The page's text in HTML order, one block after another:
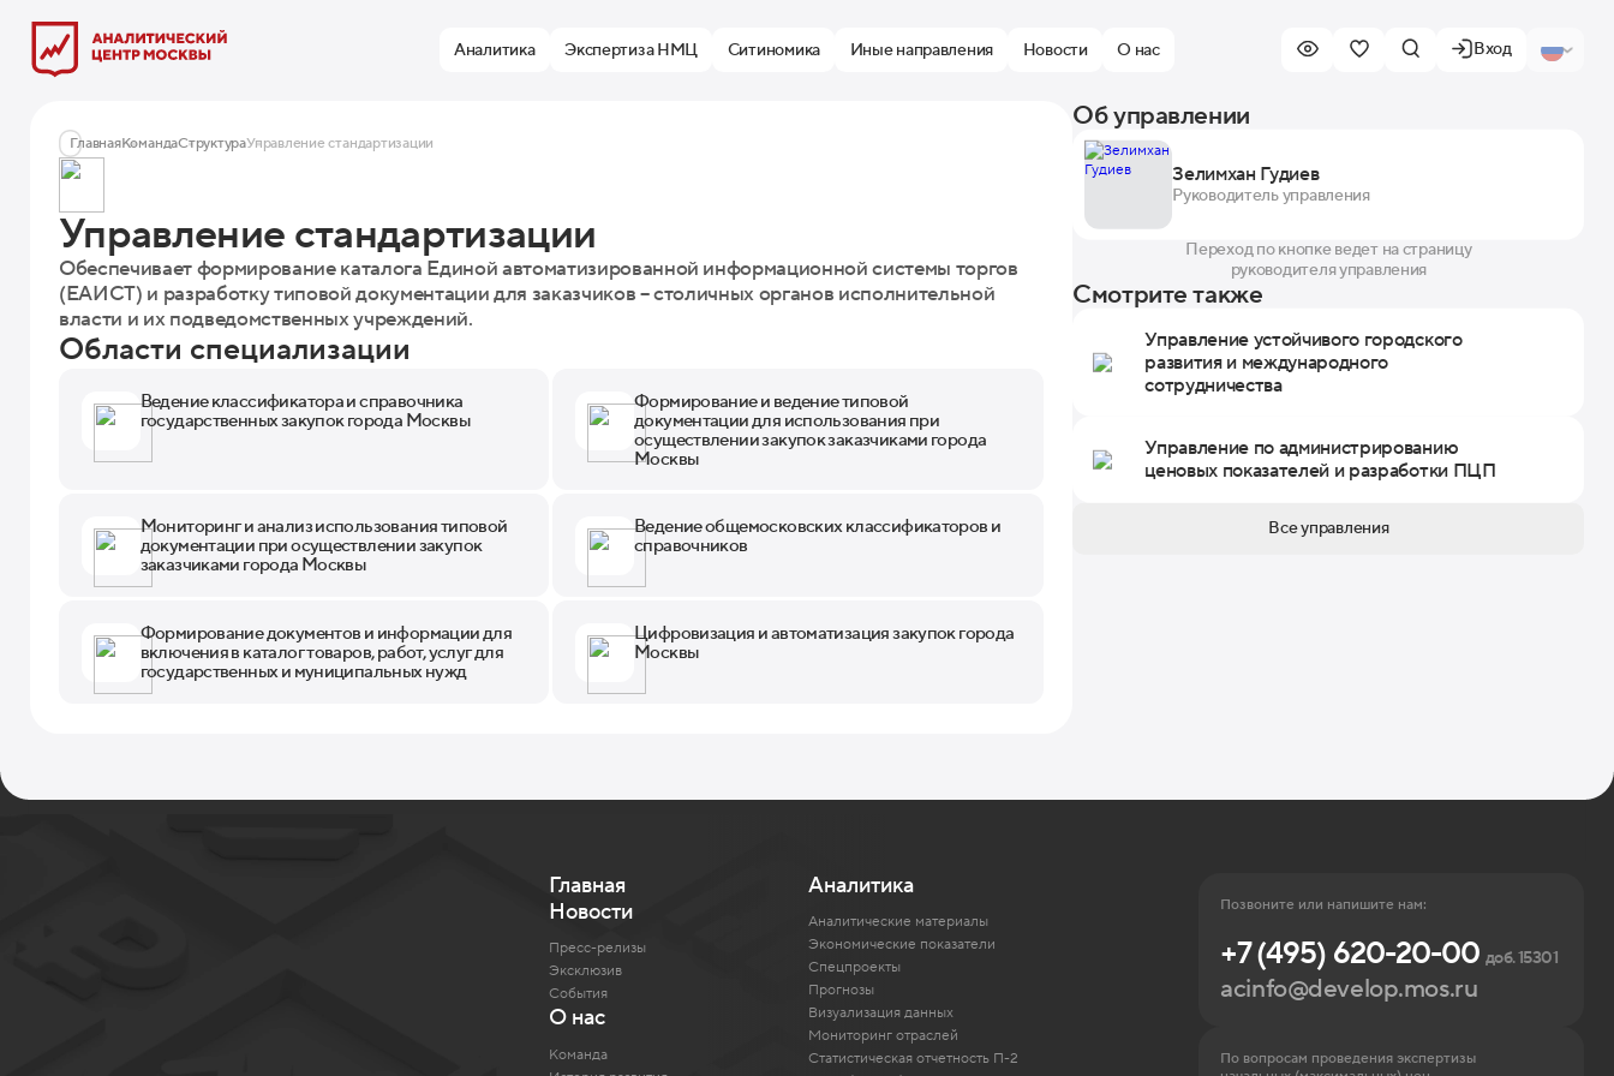
Аналитика Экспертиза НМЦ Ситиномика Иные направления Новости О нас Вход
ГлавнаяКомандаСтруктураУправление стандартизации
Управление стандартизации
Обеспечивает формирование каталога Единой автоматизированной информационной системы торгов
(ЕАИСТ) и разработку типовой документации для заказчиков – столичных органов исполнительной
власти и их подведомственных учреждений.
Области специализации
Ведение классификатора и справочника
государственных закупок города Москвы
Формирование и ведение типовой
документации для использования при
осуществлении закупок заказчиками города
Москвы
Мониторинг и анализ использования типовой
документации при осуществлении закупок
заказчиками города Москвы
Ведение общемосковских классификаторов и
справочников
Формирование документов и информации для
включения в каталог товаров, работ, услуг для
государственных и муниципальных нужд
Цифровизация и автоматизация закупок города
Москвы
Об управлении
Зелимхан Гудиев
Руководитель управления
Переход по кнопке ведет на страницу
руководителя управления
Смотрите также
Управление устойчивого городского
развития и международного
сотрудничества
Управление по администрированию
ценовых показателей и разработки ПЦП
Все управления
Главная
Новости
Пресс-релизы
Эксклюзив
События
О нас
Команда
Аналитика
Аналитические материалы
Экономические показатели
Спецпроекты
Прогнозы
Визуализация данных
Мониторинг отраслей
Статистическая отчетность П-2
Позвоните или напишите нам:
+7 (495) 620-20-00 доб. 15301
acinfo@develop.mos.ru
По вопросам проведения экспертизы